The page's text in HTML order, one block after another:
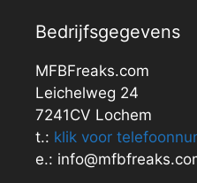
Bedrijfsgegevens
MFBFreaks.com
Leichelweg 24
7241CV Lochem
t.: klik voor
e.: